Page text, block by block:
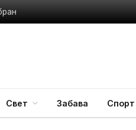
Свет Забава Спорт